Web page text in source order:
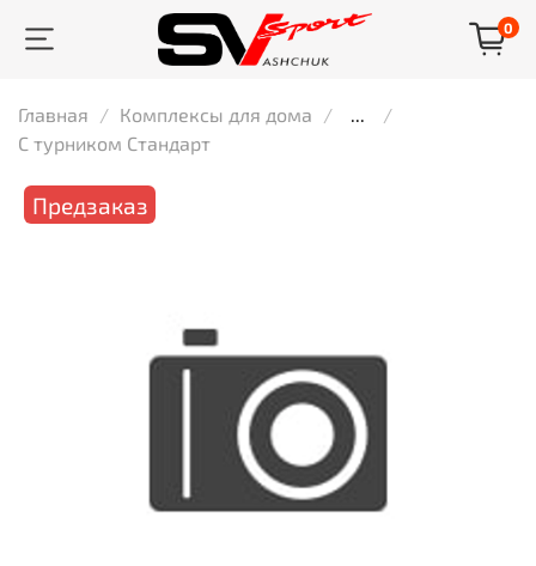
0
Главная Комплексы для дома
...
С турником Стандарт
Предзаказ